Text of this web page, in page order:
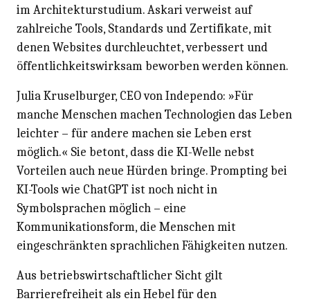
im Architekturstudium. Askari verweist auf
zahlreiche Tools, Standards und Zertifikate, mit
denen Websites durchleuchtet, verbessert und
öffentlichkeitswirksam beworben werden können.
Julia Kruselburger, CEO von Independo: »Für
manche Menschen machen Technologien das Leben
leichter – für andere machen sie Leben erst
möglich.« Sie betont, dass die KI-Welle nebst
Vorteilen auch neue Hürden bringe. Prompting bei
KI-Tools wie ChatGPT ist noch nicht in
Symbolsprachen möglich – eine
Kommunikationsform, die Menschen mit
eingeschränkten sprachlichen Fähigkeiten nutzen.
Aus betriebswirtschaftlicher Sicht gilt
Barrierefreiheit als ein Hebel für den